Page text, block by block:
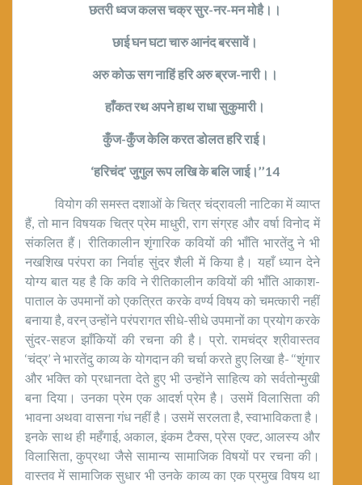
छतरी ध्वज कलस चक्र सुर-नर-मन मोहै।।
छाई घन घटा चारु आनंद बरसावें।
अरु कोऊ सग नाहिं हरि अरु ब्रज-नारी।।
हाँकत रथ अपने हाथ राधा सुकुमारी।
कुँज-कुँज केलि करत डोलत हरि राई।
‘हरिचंद’ जुगुल रूप लखि के बलि जाई।’’14
वियोग की समस्त दशाओं के चित्र चंद्रावली नाटिका में व्याप्त
हैं, तो मान विषयक चित्र प्रेम माधुरी, राग संग्रह और वर्षा विनोद में
संकलित हैं। रीतिकालीन शृंगारिक कवियों की भाँति भारतेंदु ने भी
नखशिख परंपरा का निर्वाह सुंदर शैली में किया है। यहाँ ध्यान देने
योग्य बात यह है कि कवि ने रीतिकालीन कवियों की भाँति आकाश-
पाताल के उपमानों को एकत्रित करके वर्ण्य विषय को चमत्कारी नहीं
बनाया है, वरन् उन्होंने परंपरागत सीधे-सीधे उपमानों का प्रयोग करके
सुंदर-सहज झाँकियों की रचना की है। प्रो. रामचंद्र श्रीवास्तव
‘चंद्र’ ने भारतेंदु काव्य के योगदान की चर्चा करते हुए लिखा है- ‘‘शृंगार
और भक्ति को प्रधानता देते हुए भी उन्होंने साहित्य को सर्वतोन्मुखी
बना दिया। उनका प्रेम एक आदर्श प्रेम है। उसमें विलासिता की
भावना अथवा वासना गंध नहीं है। उसमें सरलता है, स्वाभाविकता है।
इनके साथ ही महँगाई, अकाल, इंकम टैक्स, प्रेस एक्ट, आलस्य और
विलासिता, कुप्रथा जैसे सामान्य सामाजिक विषयों पर रचना की।
वास्तव में सामाजिक सुधार भी उनके काव्य का एक प्रमुख विषय था